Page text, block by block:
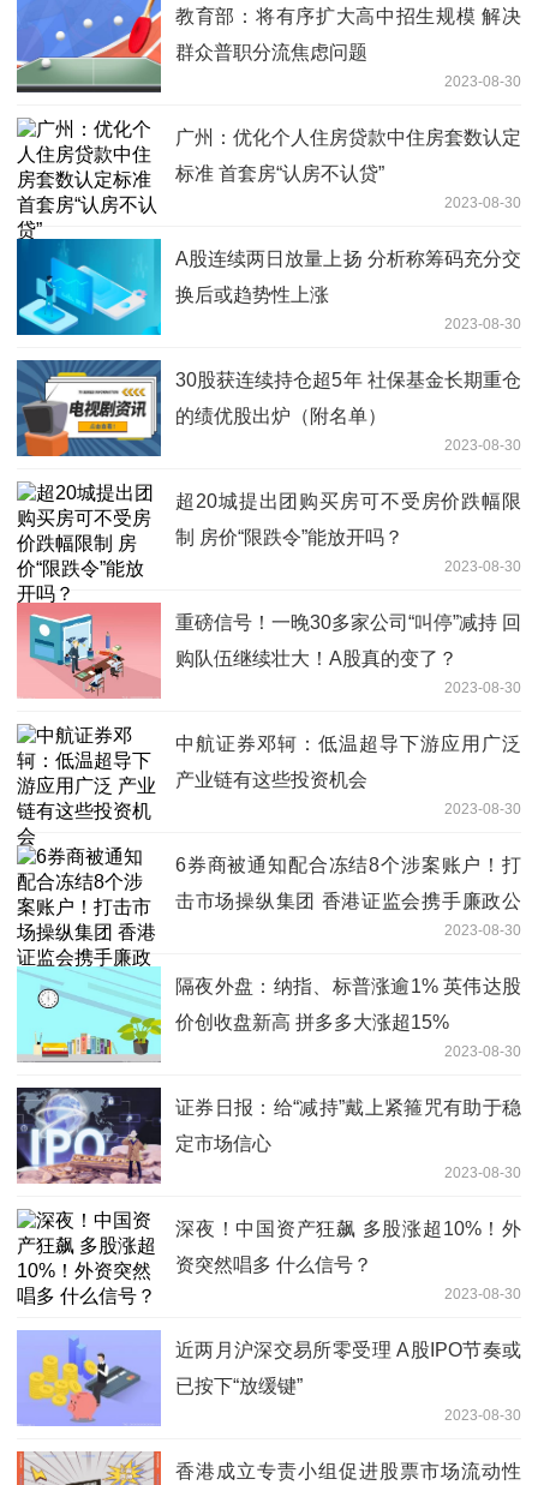
教育部：将有序扩大高中招生规模 解决
群众普职分流焦虑问题
2023-08-30
广州：优化个人住房贷款中住房套数认定
标准 首套房“认房不认贷”
2023-08-30
A股连续两日放量上扬 分析称筹码充分交
换后或趋势性上涨
2023-08-30
30股获连续持仓超5年 社保基金长期重仓
的绩优股出炉（附名单）
2023-08-30
超20城提出团购买房可不受房价跌幅限
制 房价“限跌令”能放开吗？
2023-08-30
重磅信号！一晚30多家公司“叫停”减持 回
购队伍继续壮大！A股真的变了？
2023-08-30
中航证券邓轲：低温超导下游应用广泛
产业链有这些投资机会
2023-08-30
6券商被通知配合冻结8个涉案账户！打
击市场操纵集团 香港证监会携手廉政公
2023-08-30
隔夜外盘：纳指、标普涨逾1% 英伟达股
价创收盘新高 拼多多大涨超15%
2023-08-30
证券日报：给“减持”戴上紧箍咒有助于稳
定市场信心
2023-08-30
深夜！中国资产狂飙 多股涨超10%！外
资突然唱多 什么信号？
2023-08-30
近两月沪深交易所零受理 A股IPO节奏或
已按下“放缓键”
2023-08-30
香港成立专责小组促进股票市场流动性